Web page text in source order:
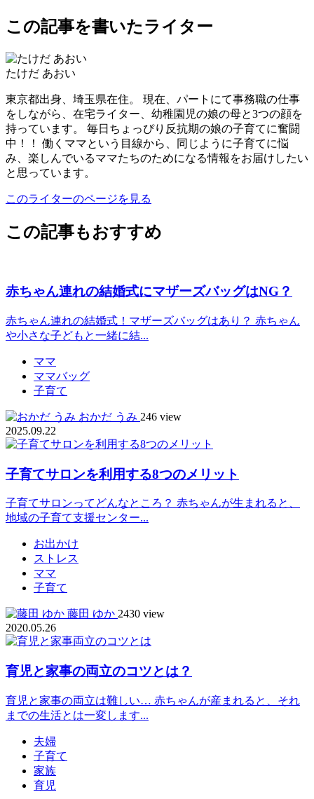
この記事を書いたライター
たけだ あおい
東京都出身、埼玉県在住。 現在、パートにて事務職の仕事
をしながら、在宅ライター、幼稚園児の娘の母と3つの顔を
持っています。 毎日ちょっぴり反抗期の娘の子育てに奮闘
中！！ 働くママという目線から、同じように子育てに悩
み、楽しんでいるママたちのためになる情報をお届けしたい
と思っています。
このライターのページを見る
この記事もおすすめ
赤ちゃん連れの結婚式にマザーズバッグはNG？
赤ちゃん連れの結婚式！マザーズバッグはあり？ 赤ちゃん
や小さな子どもと一緒に結...
ママ
ママバッグ
子育て
おかだ うみ 246 view
2025.09.22
子育てサロンを利用する8つのメリット
子育てサロンってどんなところ？ 赤ちゃんが生まれると、
地域の子育て支援センター...
お出かけ
ストレス
ママ
子育て
藤田 ゆか 2430 view
2020.05.26
育児と家事の両立のコツとは？
育児と家事の両立は難しい… 赤ちゃんが産まれると、それ
までの生活とは一変します...
夫婦
子育て
家族
育児